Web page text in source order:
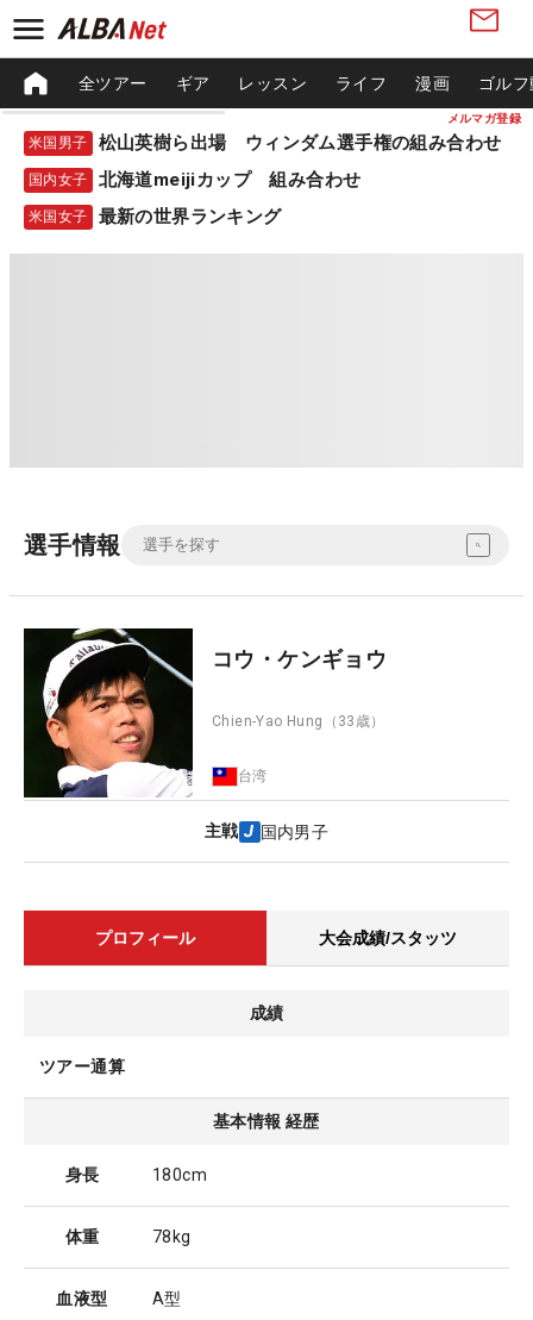
メルマガ登録
全ツアー ギア レッスン ライフ 漫画 ゴル
米国男子 松山英樹ら出場 ウィンダム選手権の組み合わせ
国内女子 北海道meijiカップ 組み合わせ
米国女子 最新の世界ランキング
選手情報
コウ・ケンギョウ
Chien-Yao Hung （33歳）
台湾
主戦 国内男子
プロフィール 大会成績/スタッツ
成績
ツアー通算
基本情報 経歴
身長 180cm
体重 78kg
血液型 A型